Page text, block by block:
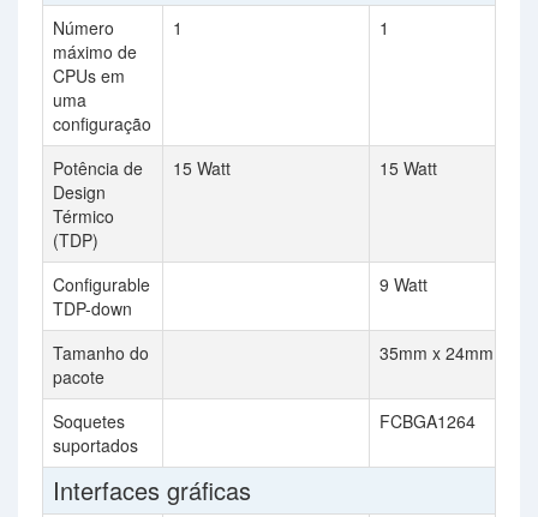
Número
máximo de
CPUs em
uma
configuração
1 1
Potência de
Design
Térmico
(TDP)
15 Watt 15 Watt
Configurable
TDP-down
9 Watt
Tamanho do
pacote
35mm x 24mm
Soquetes
suportados
FCBGA1264
Interfaces gráficas